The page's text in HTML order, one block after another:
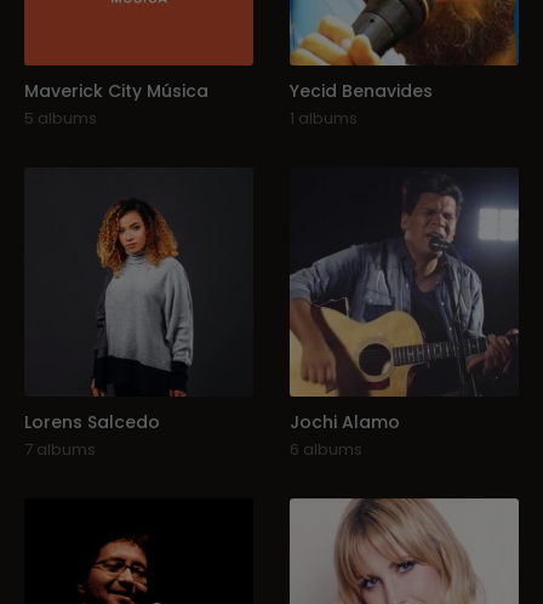
Maverick City Música
5 albums
Yecid Benavides
1 albums
Lorens Salcedo
7 albums
Jochi Alamo
6 albums